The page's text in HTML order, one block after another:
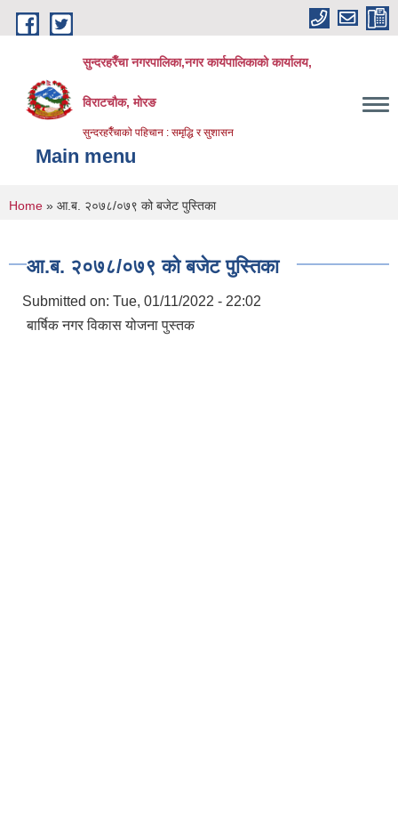
Skip to main content
सुन्दरहरैँचा नगरपालिका,नगर कार्यपालिकाको कार्यालय,
विराटचौक, मोरङ
सुन्दरहरैँचाको पहिचान : समृद्धि र सुशासन
Main menu
You are here
Home » आ.ब. २०७८/०७९ को बजेट पुस्तिका
आ.ब. २०७८/०७९ को बजेट पुस्तिका
Submitted on: Tue, 01/11/2022 - 22:02
बार्षिक नगर विकास योजना पुस्तक